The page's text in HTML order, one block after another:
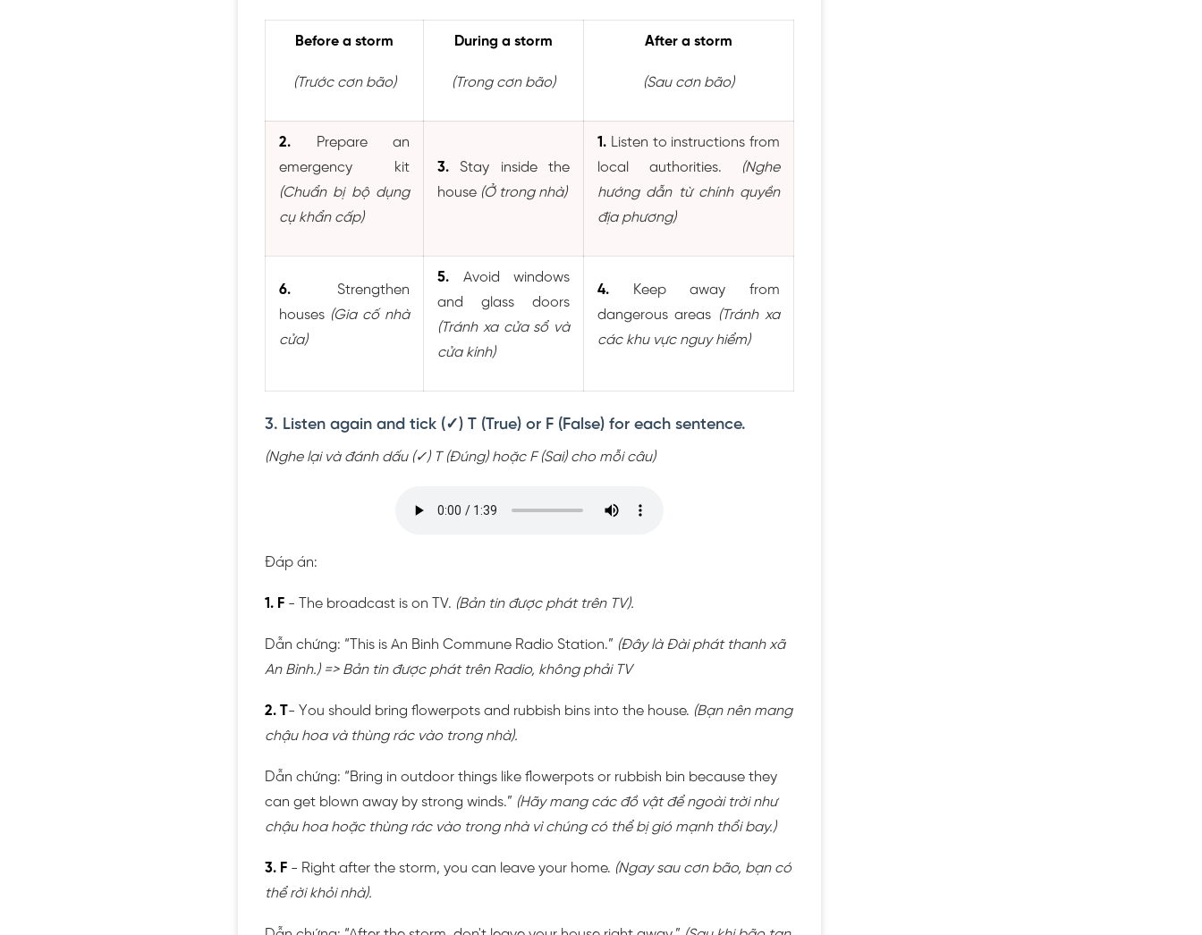
Before a storm
(Trước cơn bão)
During a storm
(Trong cơn bão)
After a storm
(Sau cơn bão)
2. Prepare an
emergency kit
(Chuẩn bị bộ dụng
cụ khẩn cấp)
3. Stay inside the
house (Ở trong nhà)
1. Listen to instructions from
local authorities.
(Nghe
hướng dẫn từ chính quyền
địa phương)
6. Strengthen
houses (Gia cố nhà
cửa)
5. Avoid windows
and glass doors
(Tránh xa cửa sổ và
cửa kính)
4. Keep away from
dangerous areas (Tránh xa
các khu vực nguy hiểm)
3. Listen again and tick (✓) T (True) or F (False) for each sentence.
(Nghe lại và đánh dấu (✓) T (Đúng) hoặc F (Sai) cho mỗi câu)
Đáp án:
1. F - The broadcast is on TV. (Bản tin được phát trên TV).
Dẫn chứng: “This is An Binh Commune Radio Station.” (Đây là Đài phát thanh xã
An Bình.) => Bản tin được phát trên Radio, không phải TV
2. T- You should bring flowerpots and rubbish bins into the house. (Bạn nên mang
chậu hoa và thùng rác vào trong nhà).
Dẫn chứng: “Bring in outdoor things like flowerpots or rubbish bin because they
can get blown away by strong winds.” (Hãy mang các đồ vật để ngoài trời như
chậu hoa hoặc thùng rác vào trong nhà vì chúng có thể bị gió mạnh thổi bay.)
3. F - Right after the storm, you can leave your home. (Ngay sau cơn bão, bạn có
thể rời khỏi nhà).